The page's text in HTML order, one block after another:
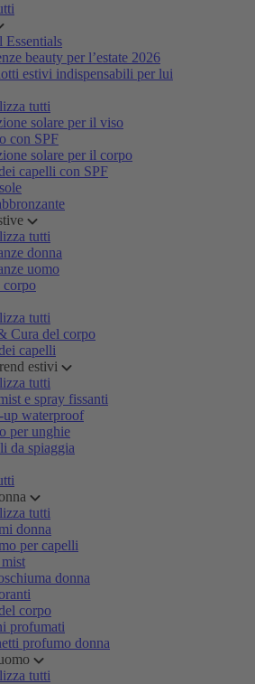
Essentials
beauty per l’estate 2026
estivi indispensabili per lui
tutti
solare per il viso
con SPF
solare per il corpo
capelli con SPF
tutti
donna
uomo
corpo
tutti
Cura del corpo
capelli
estivi
tutti
e spray fissanti
up waterproof
per unghie
da spiaggia
tutti
donna
per capelli
donna
corpo
profumati
profumo donna
tutti